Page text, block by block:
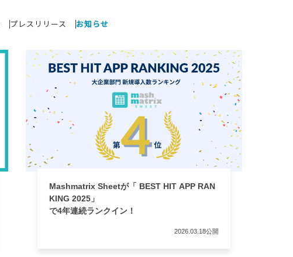
プレスリリース お知らせ
Mashmatrix Sheetが「 BEST HIT APP RAN
KING 2025」
で4年連続ランクイン！
2026.03.18公開